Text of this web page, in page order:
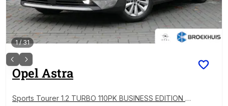
1/31
OpelAstra
Sports Tourer 1.2 TURBO 110PK BUSINESS EDITION /